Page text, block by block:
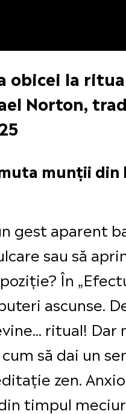
obicei la
Norton,
munții din
gest aparent
sau să
În
ascunse.
ritual!
să dai un
zen.
timpul